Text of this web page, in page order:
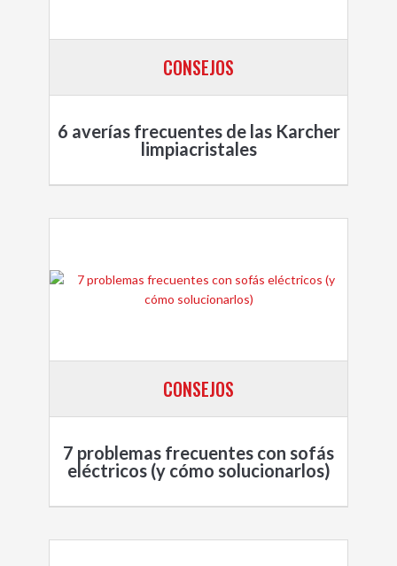
CONSEJOS
6 averías frecuentes de las Karcher
limpiacristales
CONSEJOS
7 problemas frecuentes con sofás
eléctricos (y cómo solucionarlos)